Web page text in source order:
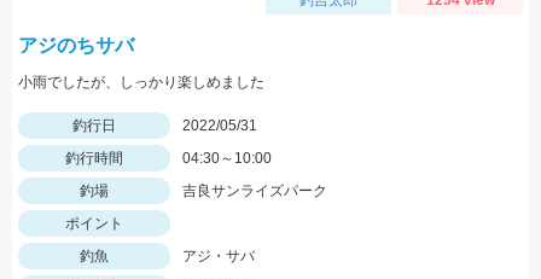
アジのちサバ
小雨でしたが、しっかり楽しめました
釣行日
2022/05/31
釣行時間
04:30～10:00
釣場
吉良サンライズパーク
ポイント
釣魚
アジ・サバ